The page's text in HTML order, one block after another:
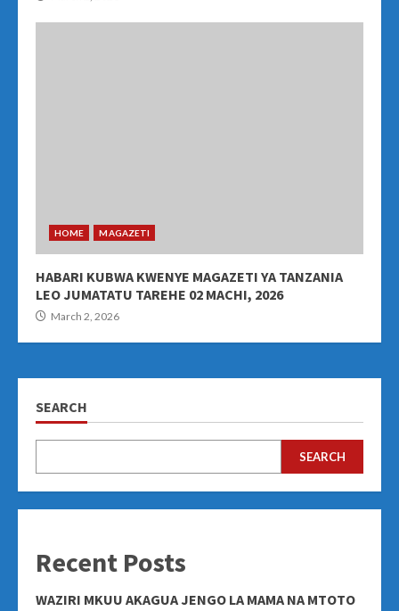
HOME MAGAZETI
HABARI KUBWA KWENYE MAGAZETI YA TANZANIA
LEO JUMATATU TAREHE 02 MACHI, 2026
March 2, 2026
SEARCH
SEARCH
Recent Posts
WAZIRI MKUU AKAGUA JENGO LA MAMA NA MTOTO